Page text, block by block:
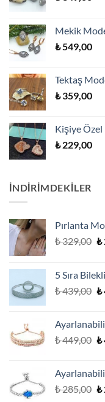
Mekik
₺549,00
Tektaş
₺359,00
Kişiye
₺229,00
İNDİRİMDEKİLER
Pırlanta
₺329,00 ₺
5 Sıra
₺439,00 ₺
₺449,00 ₺
₺285,00 ₺